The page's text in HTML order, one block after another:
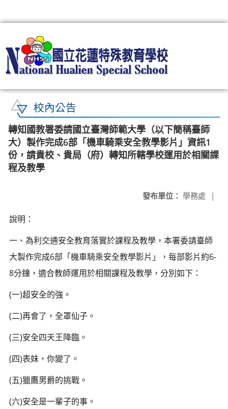
校內公告
轉知國教署委請國立臺灣師範大學（以下簡稱臺師
大）製作完成6部「機車騎乘安全教學影片」資訊1
份，請貴校、貴局（府）轉知所轄學校運用於相關課
程及教學
發布單位： 學務處 |
說明：
一、為利交通安全教育落實於課程及教學，本署委請臺師
大製作完成6部「機車騎乘安全教學影片」，每部影片約6-
8分鐘，適合教師運用於相關課程及教學，分別如下：
(一)超安全的強。
(二)再會了，全罩仙子。
(三)安全四天王降臨。
(四)表妹，你變了。
(五)獵鷹男爵的挑戰。
(六)安全是一輩子的事。